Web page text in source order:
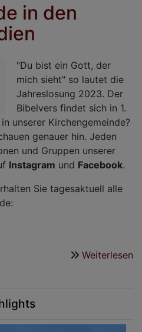
in den
"Du bist ein Gott, der
mich sieht" so lautet die
Jahreslosung 2023. Der
Bibelvers findet sich in 1.
unserer Kirchengemeinde?
genauer hin. Jeden
und Gruppen unserer
Instagram und Facebook.
Sie tagesaktuell alle
Weiterlesen